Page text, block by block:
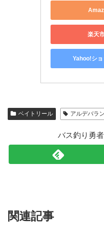
楽天
Yahoo!シ
ベイトリール アルデバラン
バス釣り勇
関連記事